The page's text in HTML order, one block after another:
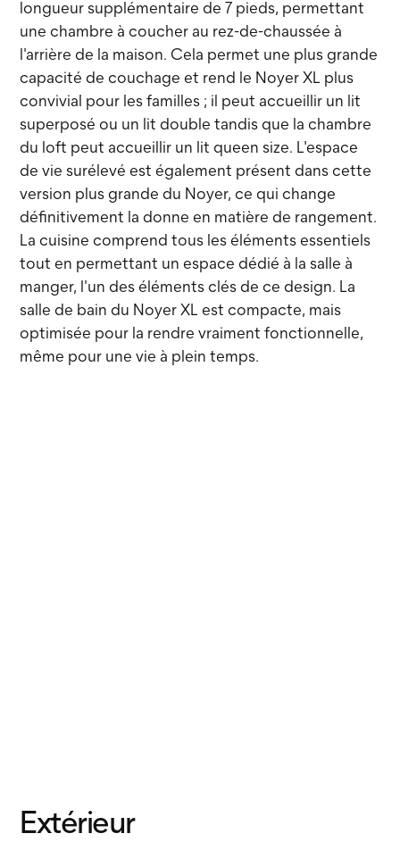
longueur supplémentaire de 7 pieds, permettant
une chambre à coucher au rez-de-chaussée à
l'arrière de la maison. Cela permet une plus grande
capacité de couchage et rend le Noyer XL plus
convivial pour les familles ; il peut accueillir un lit
superposé ou un lit double tandis que la chambre
du loft peut accueillir un lit queen size. L'espace
de vie surélevé est également présent dans cette
version plus grande du Noyer, ce qui change
définitivement la donne en matière de rangement.
La cuisine comprend tous les éléments essentiels
tout en permettant un espace dédié à la salle à
manger, l'un des éléments clés de ce design. La
salle de bain du Noyer XL est compacte, mais
optimisée pour la rendre vraiment fonctionnelle,
même pour une vie à plein temps.
Extérieur